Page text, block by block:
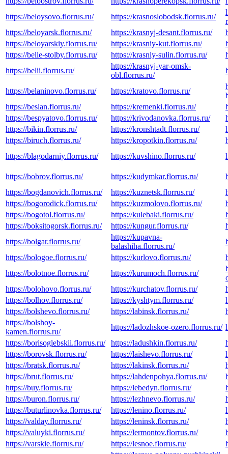
https://beloysovo.florrus.ru/
https://krasnoslobodsk.florrus.ru/
https://beloyarsk.florrus.ru/
https://krasnyj-desant.florrus.ru/
https://beloyarskiy.florrus.ru/
https://krasniy-kut.florrus.ru/
https://belie-stolby.florrus.ru/
https://krasniy-sulin.florrus.ru/
https://belii.florrus.ru/
https://krasnyj-yar-omsk-
obl.florrus.ru/
https://belaninovo.florrus.ru/ https://kratovo.florrus.ru/
https://beslan.florrus.ru/
https://kremenki.florrus.ru/
https://bespyatovo.florrus.ru/
https://krivodanovka.florrus.ru/
https://bikin.florrus.ru/
https://kronshtadt.florrus.ru/
https://biruch.florrus.ru/
https://kropotkin.florrus.ru/
https://blagodarniy.florrus.ru/
https://kuvshino.florrus.ru/
https://bobrov.florrus.ru/ https://kudymkar.florrus.ru/
https://bogdanovich.florrus.ru/
https://kuznetsk.florrus.ru/
https://bogorodick.florrus.ru/
https://kuzmolovo.florrus.ru/
https://bogotol.florrus.ru/
https://kulebaki.florrus.ru/
https://boksitogorsk.florrus.ru/
https://kungur.florrus.ru/
https://bolgar.florrus.ru/
https://kupavna-
balashiha.florrus.ru/
https://bologoe.florrus.ru/
https://kurlovo.florrus.ru/
https://bolotnoe.florrus.ru/
https://kurumoch.florrus.ru/
https://bolohovo.florrus.ru/
https://kurchatov.florrus.ru/
https://bolhov.florrus.ru/
https://kyshtym.florrus.ru/
https://bolshevo.florrus.ru/
https://labinsk.florrus.ru/
https://bolshoy-
kamen.florrus.ru/
https://ladozhskoe-ozero.florrus.ru/
https://borisoglebskii.florrus.ru/
https://ladushkin.florrus.ru/
https://borovsk.florrus.ru/
https://laishevo.florrus.ru/
https://bratsk.florrus.ru/
https://lakinsk.florrus.ru/
https://brut.florrus.ru/
https://lahdenpohya.florrus.ru/
https://buy.florrus.ru/
https://lebedyn.florrus.ru/
https://buron.florrus.ru/
https://lezhnevo.florrus.ru/
https://buturlinovka.florrus.ru/
https://lenino.florrus.ru/
https://valday.florrus.ru/
https://leninsk.florrus.ru/
https://valuyki.florrus.ru/
https://lermontov.florrus.ru/
https://varskie.florrus.ru/
https://lesnoe.florrus.ru/